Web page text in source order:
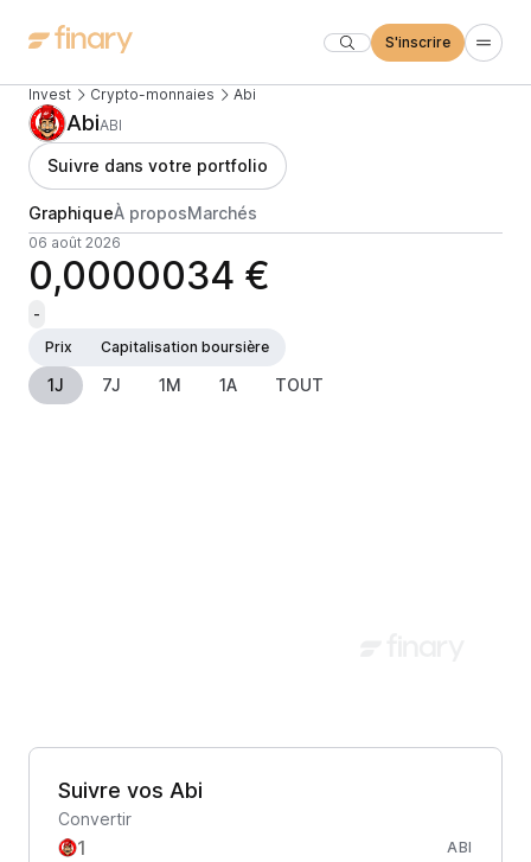
S'inscrire
Invest Crypto-monnaies Abi
AbiABI
Suivre dans votre portfolio
GraphiqueÀ proposMarchés
06 août 2026
0,0000034 €
-
Prix
Capitalisation boursière
1J 7J 1M 1A TOUT
Suivre vos Abi
Convertir
ABI